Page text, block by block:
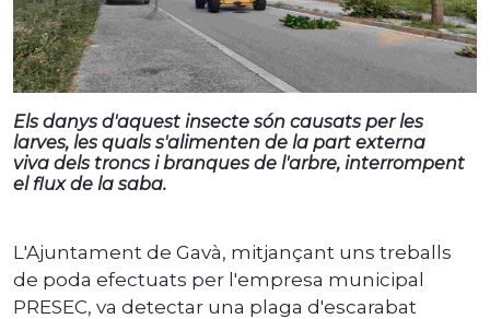
Els danys d'aquest insecte són causats per les
larves, les quals s'alimenten de la part externa
viva dels troncs i branques de l'arbre, interrompent
el flux de la saba.
L'Ajuntament de Gavà, mitjançant uns treballs
de poda efectuats per l'empresa municipal
PRESEC, va detectar una plaga d'escarabat